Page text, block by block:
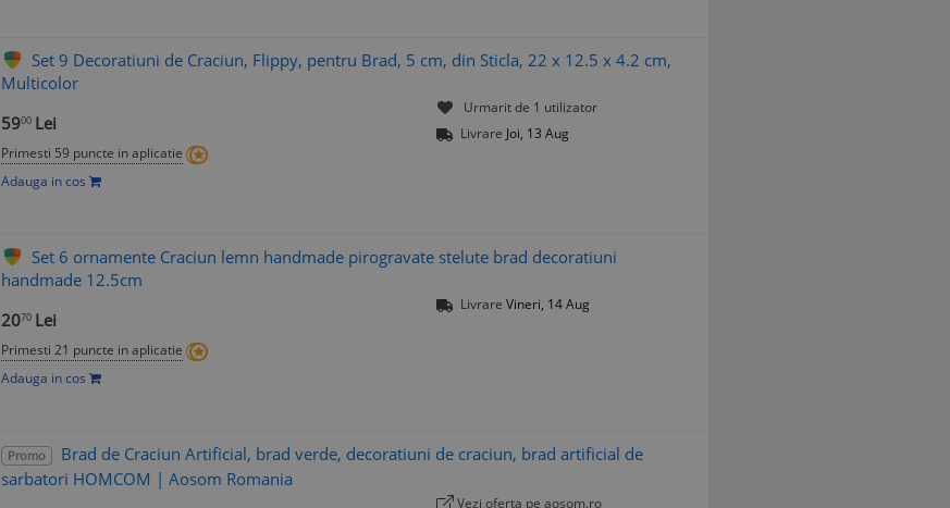
Set 9 Decoratiuni de Craciun, Flippy, pentru Brad, 5 cm, din Sticla, 22 x 12.5 x 4.2 cm,
Multicolor
5900 Lei
Primesti 59 puncte in aplicatie
Adauga in cos
Urmarit de 1 utilizator
Livrare Joi, 13 Aug
Set 6 ornamente Craciun lemn handmade pirogravate stelute brad decoratiuni
handmade 12.5cm
2070 Lei
Primesti 21 puncte in aplicatie
Adauga in cos
Livrare Vineri, 14 Aug
Promo
Brad de Craciun Artificial, brad verde, decoratiuni de craciun, brad artificial de
sarbatori HOMCOM | Aosom Romania
Vezi oferta pe aosom.ro